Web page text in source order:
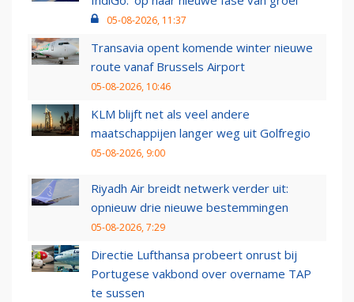
05-08-2026, 11:37
Transavia opent komende winter nieuwe
route vanaf Brussels Airport
05-08-2026, 10:46
KLM blijft net als veel andere
maatschappijen langer weg uit Golfregio
05-08-2026, 9:00
Riyadh Air breidt netwerk verder uit:
opnieuw drie nieuwe bestemmingen
05-08-2026, 7:29
Directie Lufthansa probeert onrust bij
Portugese vakbond over overname TAP
te sussen